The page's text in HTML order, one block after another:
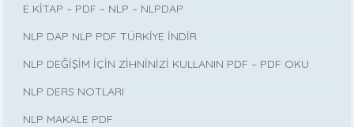
E KİTAP – PDF – NLP – NLPDAP
NLP DAP NLP PDF TÜRKİYE İNDİR
NLP DEĞİŞİM İÇİN ZİHNİNİZİ KULLANIN PDF – PDF OKU
NLP DERS NOTLARI
NLP MAKALE PDF